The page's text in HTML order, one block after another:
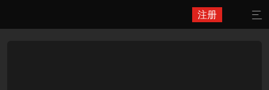
注册 